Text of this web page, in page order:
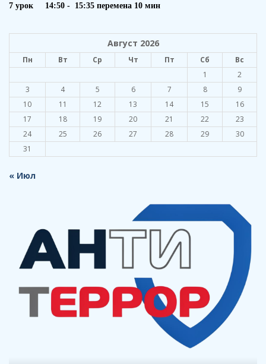
7 урок 14:50 - 15:35 перемена 10 мин
Август 2026
Пн Вт Ср Чт Пт Сб
Вс
1
2
3
4 5 6 7 8
9
10
11 12 13 14 15
16
17
18 19 20 21 22
23
24
25 26 27 28 29
30
31
« Июл